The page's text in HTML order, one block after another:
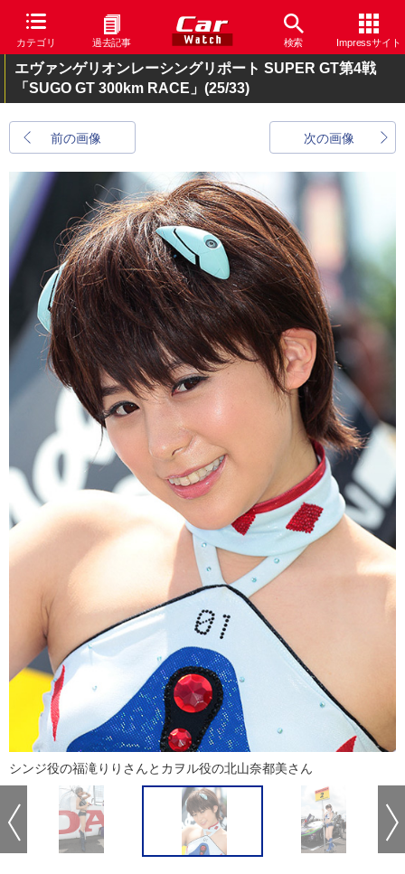
カテゴリ 過去記事 検索 Impressサイト
エヴァンゲリオンレーシングリポート SUPER GT第4戦
「SUGO GT 300km RACE」 (25/33)
前の画像 次の画像
シンジ役の福滝りりさんとカヲル役の北山奈都美さん